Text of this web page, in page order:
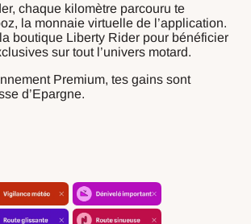
chaque kilomètre parcouru te
la monnaie virtuelle de l’application.
boutique Liberty Rider pour bénéficier
sur tout l’univers motard.
Premium, tes gains sont
d’Epargne.